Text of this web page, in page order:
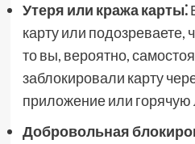
Утеря или кража карты⁚
карту или подозреваете,
то вы, вероятно,
заблокировали карту
приложение или горячую
Добровольная